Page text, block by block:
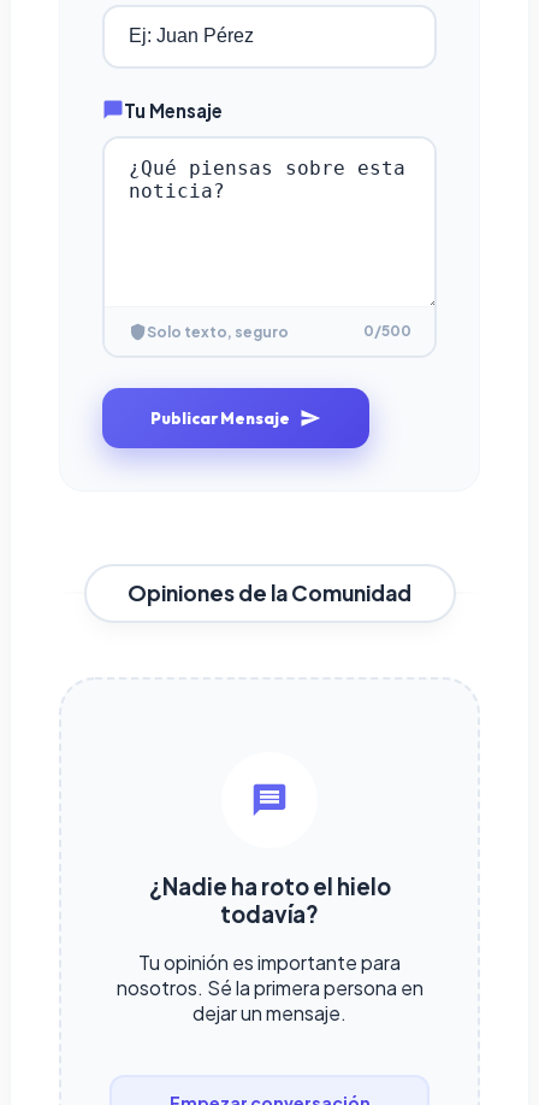
Tu Mensaje
Solo texto, seguro 0/500
Publicar Mensaje
Opiniones de la Comunidad
¿Nadie ha roto el hielo
todavía?
Tu opinión es importante para
nosotros. Sé la primera persona en
dejar un mensaje.